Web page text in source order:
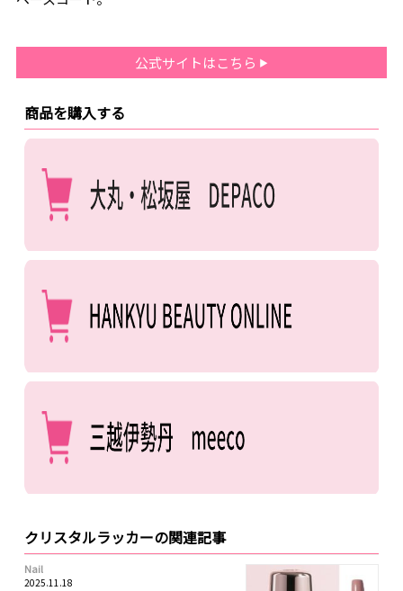
公式サイトはこちら
商品を購入する
クリスタルラッカーの関連記事
Nail
2025.11.18